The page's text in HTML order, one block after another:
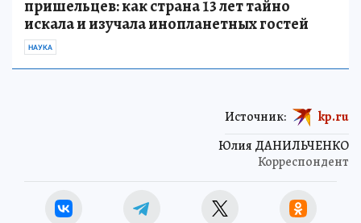
пришельцев: как страна 13 лет тайно
искала и изучала инопланетных гостей
НАУКА
Юлия ДАНИЛЬЧЕНКО
Корреспондент
Источник: kp.ru